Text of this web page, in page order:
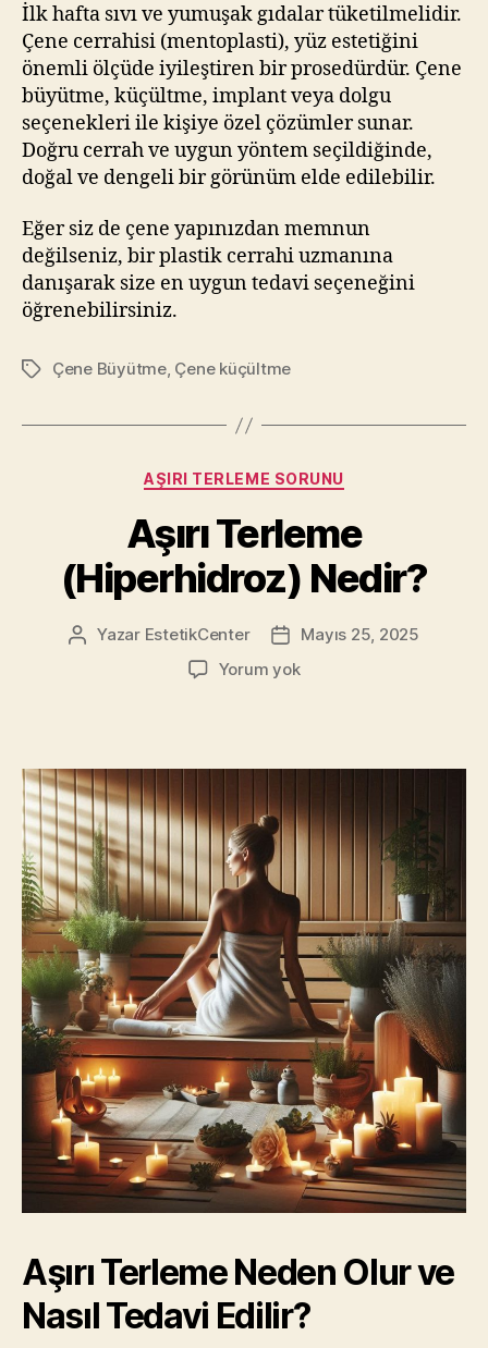
İlk hafta sıvı ve yumuşak gıdalar tüketilmelidir.
Çene cerrahisi (mentoplasti), yüz estetiğini
önemli ölçüde iyileştiren bir prosedürdür. Çene
büyütme, küçültme, implant veya dolgu
seçenekleri ile kişiye özel çözümler sunar.
Doğru cerrah ve uygun yöntem seçildiğinde,
doğal ve dengeli bir görünüm elde edilebilir.
Eğer siz de çene yapınızdan memnun
değilseniz, bir plastik cerrahi uzmanına
danışarak size en uygun tedavi seçeneğini
öğrenebilirsiniz.
EtiketlerÇene Büyütme, Çene küçültme
Kategoriler
AŞIRI TERLEME SORUNU
Aşırı Terleme
(Hiperhidroz) Nedir?
Yazının
Yazar EstetikCenter
Yazı
tarihi
Mayıs 25, 2025
Yorum yokAşırı
Aşırı Terleme Neden Olur ve
Nasıl Tedavi Edilir?